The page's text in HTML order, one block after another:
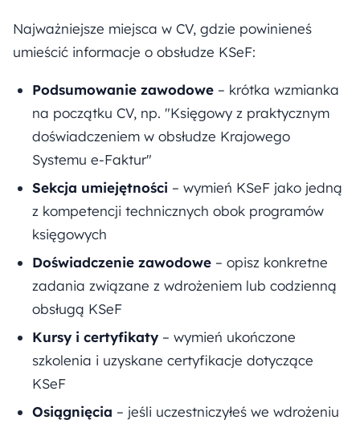
Najważniejsze miejsca w CV, gdzie powinieneś
umieścić informacje o obsłudze KSeF:
Podsumowanie zawodowe – krótka wzmianka
na początku CV, np. "Księgowy z praktycznym
doświadczeniem w obsłudze Krajowego
Systemu e-Faktur"
Sekcja umiejętności – wymień KSeF jako jedną
z kompetencji technicznych obok programów
księgowych
Doświadczenie zawodowe – opisz konkretne
zadania związane z wdrożeniem lub codzienną
obsługą KSeF
Kursy i certyfikaty – wymień ukończone
szkolenia i uzyskane certyfikacje dotyczące
KSeF
Osiągnięcia – jeśli uczestniczyłeś we wdrożeniu